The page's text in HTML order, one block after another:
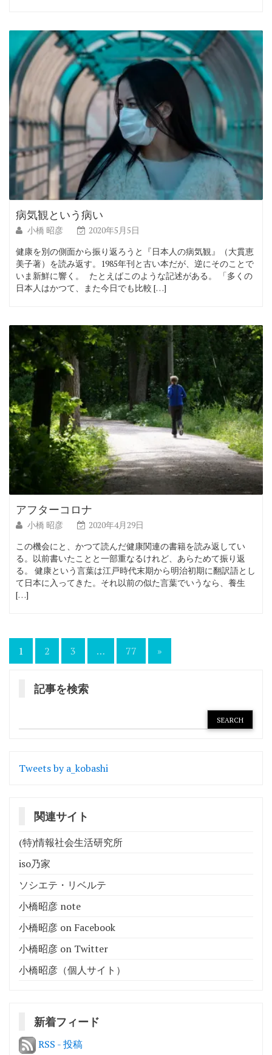
病気観という病い
小橋 昭彦
2020年5月5日
健康を別の側面から振り返ろうと『日本人の病気観』（大貫恵
美子著）を読み返す。1985年刊と古い本だが、逆にそのことで
いま新鮮に響く。 たとえばこのような記述がある。 「多くの
日本人はかつて、また今日でも比較 […]
アフターコロナ
小橋 昭彦
2020年4月29日
この機会にと、かつて読んだ健康関連の書籍を読み返してい
る。以前書いたことと一部重なるけれど、あらためて振り返
る。 健康という言葉は江戸時代末期から明治初期に翻訳語とし
て日本に入ってきた。それ以前の似た言葉でいうなら、養生
[…]
投
ー
送
1 2 3 … 77 »
記事を検索
Tweets by a_kobashi
関連サイト
(特)情報社会生活研究所
iso乃家
ソシエテ・リベルテ
小橋昭彦 note
小橋昭彦 on Facebook
小橋昭彦 on Twitter
小橋昭彦（個人サイト）
新着フィード
RSS - 投稿